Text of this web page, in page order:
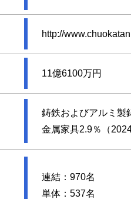
http://
11億6100万円
鋳鉄およびアルミ製
金属家具2.9％（
連結：970名
単体：537名